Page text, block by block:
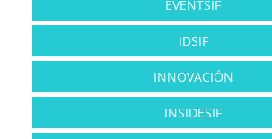
EVENTSIF
IDSIF
INNOVACIÓN
INSIDESIF